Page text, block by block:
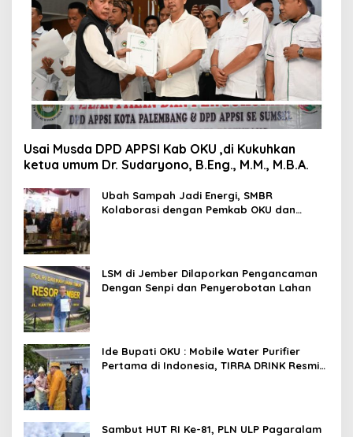
Usai Musda DPD APPSI Kab OKU ,di Kukuhkan
ketua umum Dr. Sudaryono, B.Eng., M.M., M.B.A.
Ubah Sampah Jadi Energi, SMBR
Kolaborasi dengan Pemkab OKU dan
LSM di Jember Dilaporkan Pengancaman
Dengan Senpi dan Penyerobotan Lahan
Ide Bupati OKU : Mobile Water Purifier
Pertama di Indonesia, TIRRA DRINK Resmi
Sambut HUT RI Ke-81, PLN ULP Pagaralam